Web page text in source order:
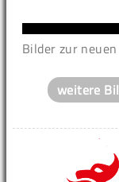
Bilder zur
weitere